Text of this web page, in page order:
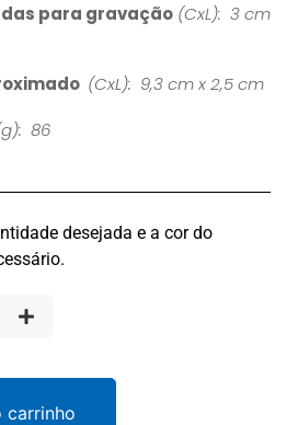
para gravação (CxL): 3 cm
(CxL): 9,3 cm x 2,5 cm
86
desejada e a cor do
carrinho